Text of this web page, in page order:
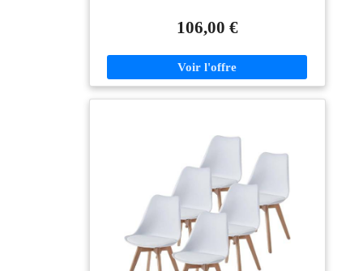
design épuré apportent une touche de classe à
n’importe quel espace, que ce soit pour une ambiance
Pour Confort et Praticité : Chaque chaise mesure 84
cm de hauteur, 47 cm de largeur et 44 cm de
différents types de tables ou d'espaces. Confort
Exceptionnel Pour Longues Durées : Dotées d’une
assise ergonomique en mousse de haute qualité et d’un
dossier légèrement courbé, ces chaises de salle à
manger sont conçues pour offrir un soutien parfait et
un confort durable. Que ce soit pour un dîner ou de
longues sessions de travail, elles vous garantissent une
expérience agréable. Structure Solide et Résistante :
Fabriquées avec des pieds en métal robustes et un
106,00 €